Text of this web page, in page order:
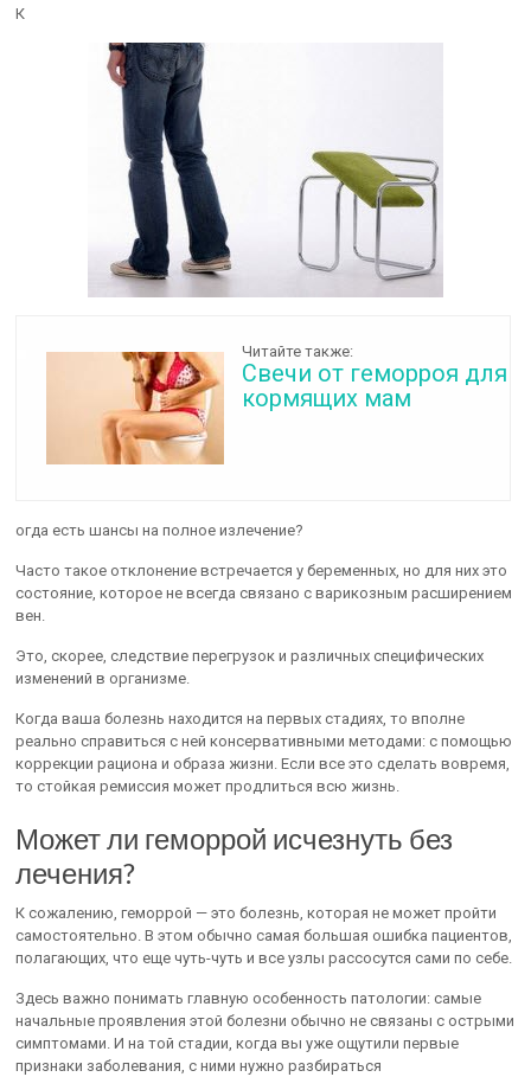
К
Читайте также:
Свечи от геморроя для
кормящих мам
огда есть шансы на полное излечение?
Часто такое отклонение встречается у беременных, но для них это
состояние, которое не всегда связано с варикозным расширением
вен.
Это, скорее, следствие перегрузок и различных специфических
изменений в организме.
Когда ваша болезнь находится на первых стадиях, то вполне
реально справиться с ней консервативными методами: с помощью
коррекции рациона и образа жизни. Если все это сделать вовремя,
то стойкая ремиссия может продлиться всю жизнь.
Может ли геморрой исчезнуть без
лечения?
К сожалению, геморрой — это болезнь, которая не может пройти
самостоятельно. В этом обычно самая большая ошибка пациентов,
полагающих, что еще чуть-чуть и все узлы рассосутся сами по себе.
Здесь важно понимать главную особенность патологии: самые
начальные проявления этой болезни обычно не связаны с острыми
симптомами. И на той стадии, когда вы уже ощутили первые
признаки заболевания, с ними нужно разбираться